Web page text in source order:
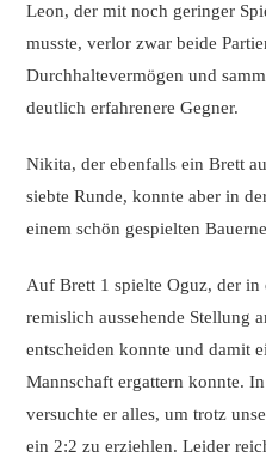
Leon, der mit noch geringer
musste, verlor zwar beide
Durchhaltevermögen und
deutlich erfahrenere Gegner.
Nikita, der ebenfalls ein Brett
siebte Runde, konnte aber in
einem schön gespielten
Auf Brett 1 spielte Oguz, der in
remislich aussehende Stellung
entscheiden konnte und damit
Mannschaft ergattern konnte.
versuchte er alles, um trotz
ein 2:2 zu erziehlen. Leider